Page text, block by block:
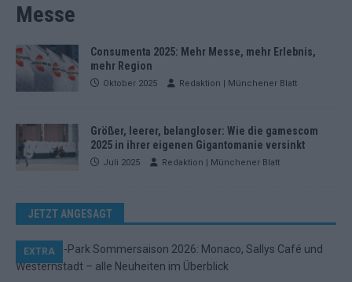
Messe
Consumenta 2025: Mehr Messe, mehr Erlebnis,
mehr Region
Oktober 2025 Redaktion | Münchener Blatt
Größer, leerer, belangloser: Wie die gamescom
2025 in ihrer eigenen Gigantomanie versinkt
Juli 2025 Redaktion | Münchener Blatt
JETZT ANGESAGT
EXTRA